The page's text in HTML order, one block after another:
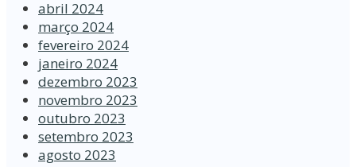
abril 2024
março 2024
fevereiro 2024
janeiro 2024
dezembro 2023
novembro 2023
outubro 2023
setembro 2023
agosto 2023